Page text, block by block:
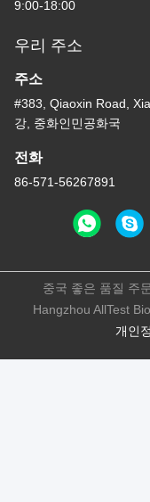
9:00-18:00
우리 주소
주소
#383, Qiaoxin Road,
강, 중화인민공화국
전화
86-571-56267891
개인
중국 좋은 품질 주
Hangzhou AllTest